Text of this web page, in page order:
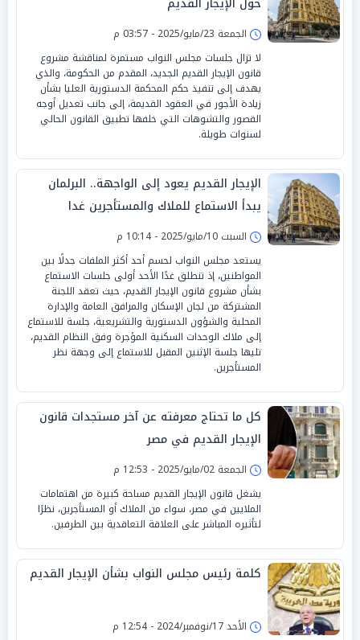
الجمعة 23/مايو/2025 - 03:57 م
لا تزال جلسات مجلس النواب مستمرة لمناقشة مشروع
قانون الإيجار القديم الجديد، المقدم من الحكومة، والذي
يهدف إلى تنفيذ حكم المحكمة الدستورية العليا بشأن
زيادة الأجور في العقود القديمة، إلى جانب تعديل أوجه
القصور والتشوهات التي خلفها تطبيق القانون الحالي
لسنوات طويلة.
الإيجار القديم يعود إلى الواجهة.. البرلمان
يبدأ الاستماع للملاك والمستأجرين غدا
السبت 10/مايو/2025 - 10:14 م
يستعد مجلس النواب لحسم أحد أكثر الملفات جدلًا بين
المواطنين، إذ تنطلق غدًا الأحد أولى جلسات الاستماع
بشأن مشروع قانون الإيجار القديم، حيث تعقد اللجنة
المشتركة من لجان الإسكان والمرافق العامة والإدارة
المحلية والشؤون الدستورية والتشريعية، جلسة للاستماع
إلى ملاك الوحدات السكنية المؤجرة وفق النظام القديم،
تليها جلسة الإثنين المقبل للاستماع إلى وجهة نظر
المستأجرين.
كل ما تحتاج معرفته عن آخر مستجدات قانون
الإيجار القديم في مصر
الجمعة 02/مايو/2025 - 12:53 م
يشغل قانون الإيجار القديم مساحة كبيرة من اهتمامات
الملايين في مصر، سواء من الملاك أو المستأجرين، نظرًا
لتأثيره المباشر على العلاقة التعاقدية بين الطرفين.
كلمة رئيس مجلس النواب بشأن الإيجار القديم
الأحد 17/نوفمبر/2024 - 12:54 م